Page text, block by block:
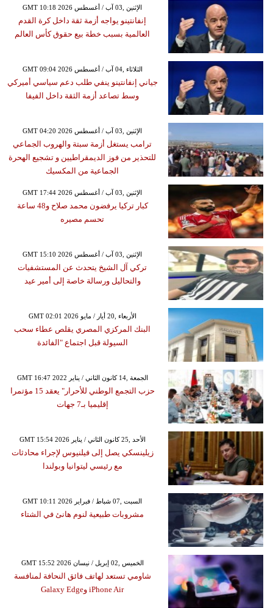
GMT 10:18 2026 الإثنين ,03 آب / أغسطس
إنفانتينو يواجه أزمة ثقة داخل كرة القدم
العالمية بسبب خطة بيع حقوق كأس العالم
GMT 09:04 2026 الثلاثاء ,04 آب / أغسطس
جياني إنفانتينو ينفي طلب دعم سياسي أميركي
وسط تصاعد أزمة الثقة داخل الفيفا
GMT 04:20 2026 الإثنين ,03 آب / أغسطس
ترامب يستغل أزمة سبتة والهروب الجماعي
للتحذير من فوز الديمقراطيين و تشجيع الهحرة
الجماعية من المكسيك
GMT 17:44 2026 الإثنين ,03 آب / أغسطس
كبار تركيا يرفضون محمد صلاح و48 ساعة
تحسم مصيره
GMT 15:10 2026 الإثنين ,03 آب / أغسطس
تركي آل الشيخ يتحدث عن المستشفيات
والتحاليل ورسالة خاصة إلى أمير عيد
GMT 02:01 2026 الأربعاء ,20 أيار / مايو
البنك المركزي المصري يقلص عطاء سحب
السيولة قبل اجتماع "الفائدة
GMT 16:47 2022 الجمعة ,14 كانون الثاني / يناير
حزب التجمع الوطني للأحرار" يعقد 15 مؤتمرا
إقليميا بـ7 جهات
GMT 15:54 2026 الأحد ,25 كانون الثاني / يناير
زيلينسكي يصل إلى فيلنيوس لإجراء محادثات
مع رئيسي ليتوانيا وبولندا
GMT 10:11 2026 السبت ,07 شباط / فبراير
مشروبات طبيعية لنوم هانئ في الشتاء
GMT 15:52 2026 الخميس ,02 إبريل / نيسان
شاومي تستعد لهاتف فائق النحافة لمنافسة
iPhone Air وGalaxy Edge